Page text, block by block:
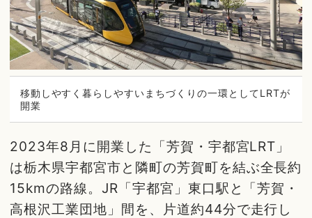
移動しやすく暮らしやすいまちづくりの一環としてLRTが
開業
2023年8月に開業した「芳賀・宇都宮LRT」
は栃木県宇都宮市と隣町の芳賀町を結ぶ全長約
15kmの路線。JR「宇都宮」東口駅と「芳賀・
高根沢工業団地」間を、片道約44分で走行し